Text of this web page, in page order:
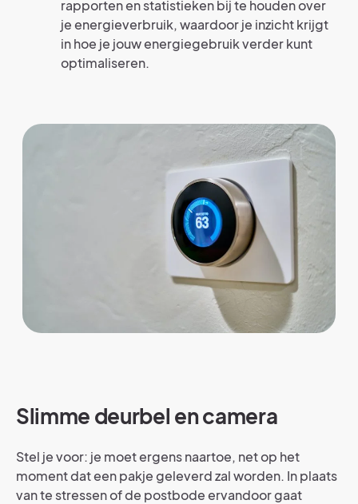
rapporten en statistieken bij te houden over
je energieverbruik, waardoor je inzicht krijgt
in hoe je jouw energiegebruik verder kunt
optimaliseren.
Slimme deurbel en camera
Stel je voor: je moet ergens naartoe, net op het
moment dat een pakje geleverd zal worden. In plaats
van te stressen of de postbode ervandoor gaat